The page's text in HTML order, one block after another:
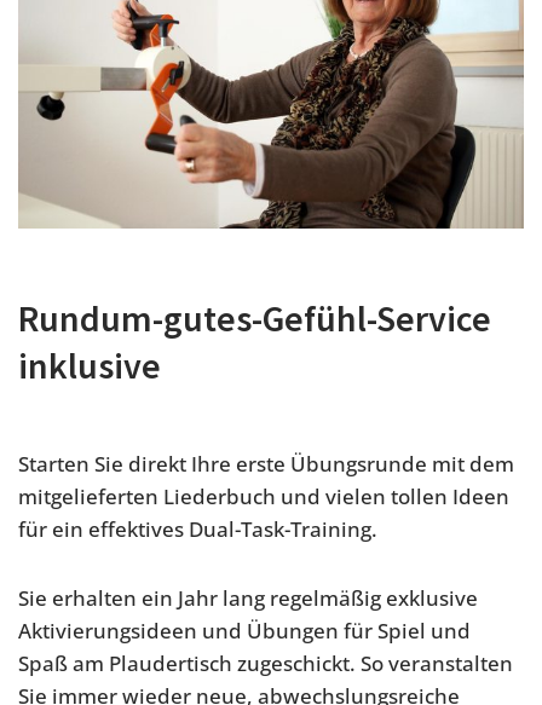
Rundum-gutes-Gefühl-Service
inklusive
Starten Sie direkt Ihre erste Übungsrunde mit dem
mitgelieferten Liederbuch und vielen tollen Ideen
für ein effektives Dual-Task-Training.
Sie erhalten ein Jahr lang regelmäßig exklusive
Aktivierungsideen und Übungen für Spiel und
Spaß am Plaudertisch zugeschickt. So veranstalten
Sie immer wieder neue, abwechslungsreiche